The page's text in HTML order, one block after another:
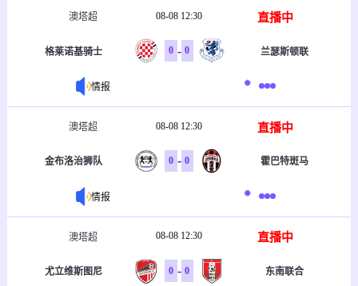
澳塔超 08-08 12:30 直播中
格莱诺基骑士 0 - 0 兰瑟斯顿联
情报
澳塔超 08-08 12:30 直播中
金布洛治狮队 0 - 0 霍巴特斑马
情报
澳塔超 08-08 12:30 直播中
尤立维斯图尼 0 - 0 东南联合